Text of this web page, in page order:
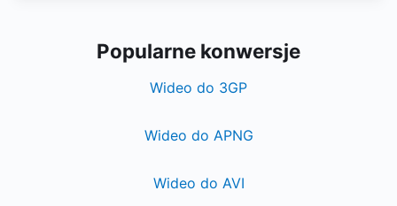
Popularne konwersje
Wideo do 3GP
Wideo do APNG
Wideo do AVI